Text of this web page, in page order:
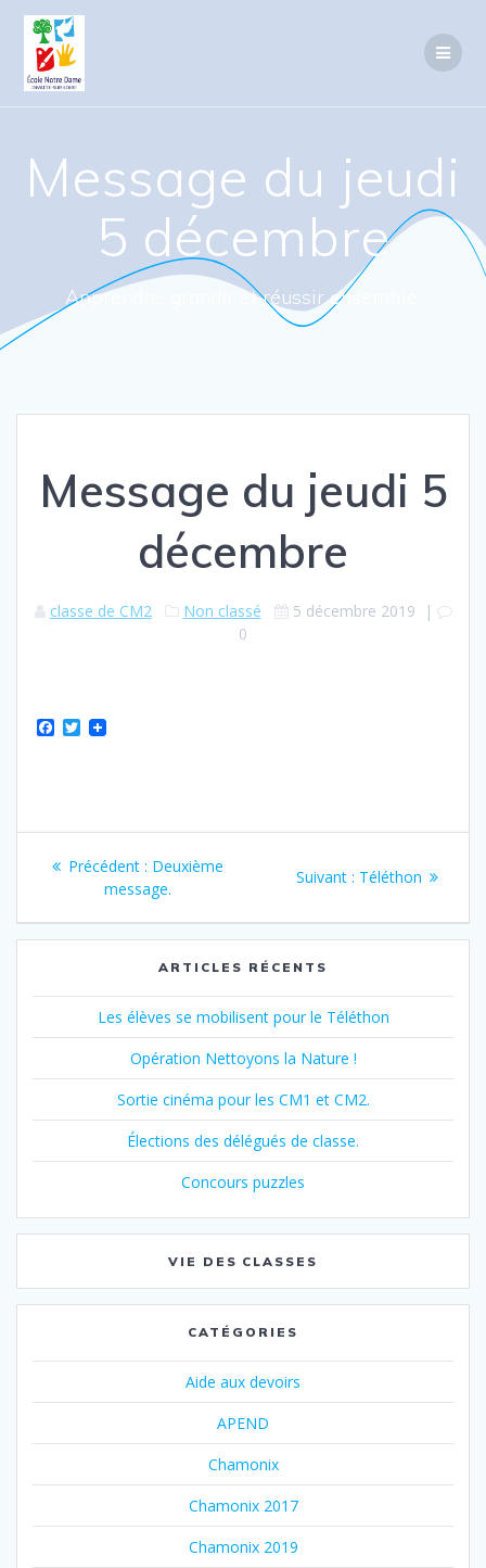
Message du jeudi
5 décembre
Apprendre, grandir et réussir ensemble.
Message du jeudi 5
décembre
classe de CM2 Non classé 5 décembre 2019 |
0
o
T
r
Navigation
l’article
Précédent : Article
précédent
Deuxième
message.
Suivant : Article
:
Téléthon
ARTICLES RÉCENTS
Les élèves se mobilisent pour le Téléthon
Opération Nettoyons la Nature !
Sortie cinéma pour les CM1 et CM2.
Élections des délégués de classe.
Concours puzzles
VIE DES CLASSES
CATÉGORIES
Aide aux devoirs
APEND
Chamonix
Chamonix 2017
Chamonix 2019